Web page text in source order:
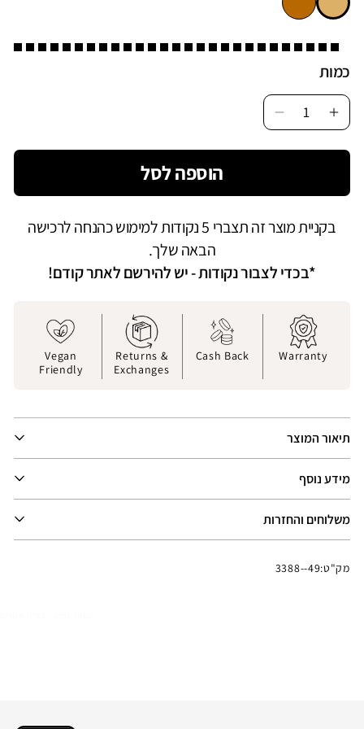
כמות
Decrease
for
חאקי
for
חאקי
הוספה לסל
בקניית מוצר זה תצברי 5 נקודות למימוש כהנחה לרכישה
הבאה שלך.
*בכדי לצבור נקודות - יש להירשם לאתר קודם!
Vegan
Friendly
Returns &
Exchanges
Cash Back Warranty
תיאור המוצר
מידע נוסף
משלוחים והחזרות
מק"ט:3388--49